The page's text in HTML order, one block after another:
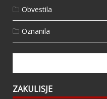
Obvestila
Oznanila
ZAKULISJE